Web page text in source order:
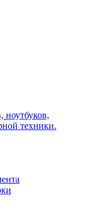
ноутбуков,
техники.